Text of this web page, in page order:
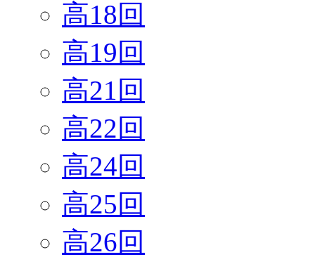
高18回
高19回
高21回
高22回
高24回
高25回
高26回